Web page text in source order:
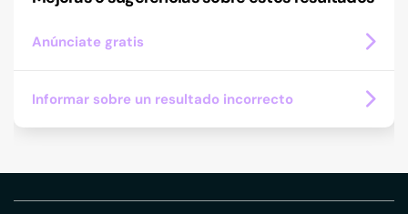
Anúnciate gratis
Informar sobre un resultado incorrecto